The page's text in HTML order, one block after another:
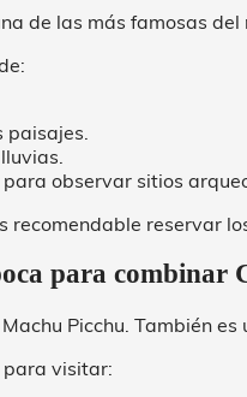
de las más famosas
observar sitios
recomendable reservar
para combinar
Picchu. También
para visitar: